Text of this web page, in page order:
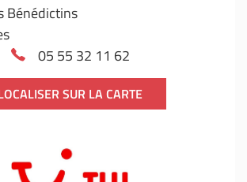
Bénédictins
05 55 32 11 62
SUR LA CARTE